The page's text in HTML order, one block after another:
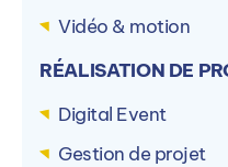
Vidéo & motion
RÉALISATION DE
Digital Event
Gestion de projet